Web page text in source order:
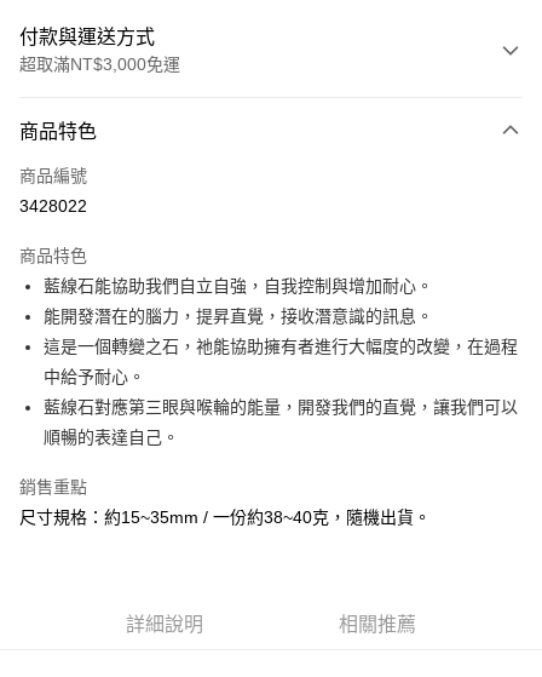
付款與運送方式
超取滿NT$3,000免運
信用卡一次付款
超商取貨付款
Apple Pay
街口支付
悠遊付
ATM付款
全家取貨付款
每筆NT$80，滿NT$3,000(含以上)免運費
商品特色
商品編號
3428022
商品特色
藍線石能協助我們自立自強，自我控制與增加耐心。
能開發潛在的腦力，提昇直覺，接收潛意識的訊息。
這是一個轉變之石，祂能協助擁有者進行大幅度的改變，在過程
中給予耐心。
藍線石對應第三眼與喉輪的能量，開發我們的直覺，讓我們可以
順暢的表達自己。
銷售重點
尺寸規格：約15~35mm / 一份約38~40克，隨機出貨。
詳細說明 相關推薦